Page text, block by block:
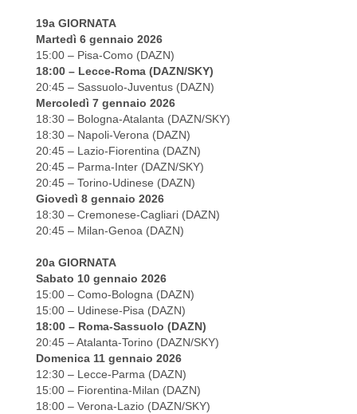
19a GIORNATA
Martedì 6 gennaio 2026
15:00 – Pisa-Como (DAZN)
18:00 – Lecce-Roma (DAZN/SKY)
20:45 – Sassuolo-Juventus (DAZN)
Mercoledì 7 gennaio 2026
18:30 – Bologna-Atalanta (DAZN/SKY)
18:30 – Napoli-Verona (DAZN)
20:45 – Lazio-Fiorentina (DAZN)
20:45 – Parma-Inter (DAZN/SKY)
20:45 – Torino-Udinese (DAZN)
Giovedì 8 gennaio 2026
18:30 – Cremonese-Cagliari (DAZN)
20:45 – Milan-Genoa (DAZN)
20a GIORNATA
Sabato 10 gennaio 2026
15:00 – Como-Bologna (DAZN)
15:00 – Udinese-Pisa (DAZN)
18:00 – Roma-Sassuolo (DAZN)
20:45 – Atalanta-Torino (DAZN/SKY)
Domenica 11 gennaio 2026
12:30 – Lecce-Parma (DAZN)
15:00 – Fiorentina-Milan (DAZN)
18:00 – Verona-Lazio (DAZN/SKY)